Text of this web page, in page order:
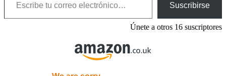
Suscribirse
Únete a otros 16 suscriptores